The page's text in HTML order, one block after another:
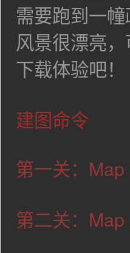
需要跑到一
风景很漂亮
下载体验吧！
建图命令
第一关：
第二关：